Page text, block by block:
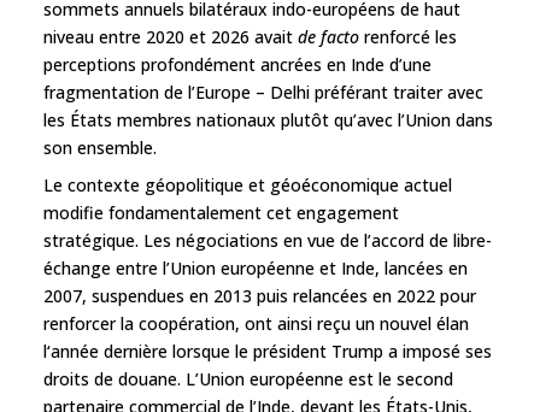
sommets annuels bilatéraux indo-européens de haut
niveau entre 2020 et 2026 avait de facto renforcé les
perceptions profondément ancrées en Inde d’une
fragmentation de l’Europe – Delhi préférant traiter avec
les États membres nationaux plutôt qu’avec l’Union dans
son ensemble.
Le contexte géopolitique et géoéconomique actuel
modifie fondamentalement cet engagement
stratégique. Les négociations en vue de l’accord de libre-
échange entre l’Union européenne et Inde, lancées en
2007, suspendues en 2013 puis relancées en 2022 pour
renforcer la coopération, ont ainsi reçu un nouvel élan
l‘année dernière lorsque le président Trump a imposé ses
droits de douane. L’Union européenne est le second
partenaire commercial de l’Inde, devant les États-Unis,